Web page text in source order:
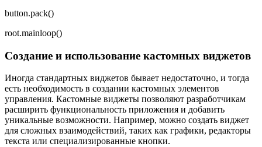
button.pack()
root.mainloop()
Создание и использование кастомных виджетов
Иногда стандартных виджетов бывает недостаточно, и тогда
есть необходимость в создании кастомных элементов
управления. Кастомные виджеты позволяют разработчикам
расширить функциональность приложения и добавить
уникальные возможности. Например, можно создать виджет
для сложных взаимодействий, таких как графики, редакторы
текста или специализированные кнопки.